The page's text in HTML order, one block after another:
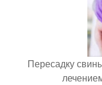
Пересадку